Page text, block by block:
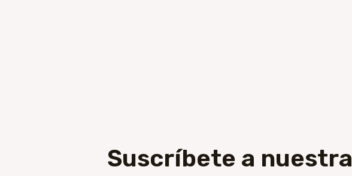
Suscríbete a nuestra